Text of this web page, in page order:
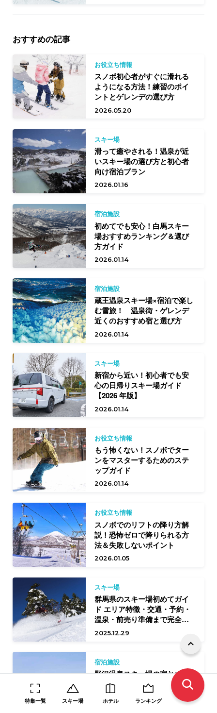
おすすめの記事
お役立ち情報
スノボ初心者がすぐに滑れる
ようになる方法！練習のポイ
ントとゲレンデの選び方
2026.05.20
スキー場
滑って癒やされる！温泉が近
いスキー場の選び方と初心者
向け宿泊プラン
2026.01.16
宿泊施設
初めてでも安心！白馬スキー
場おすすめランキング＆選び
方ガイド
2026.01.14
宿泊施設
蔵王温泉スキー場×宿泊で楽し
む雪旅！ 温泉街・ゲレンデ
近くのおすすめ宿と選び方
2026.01.14
スキー場
新宿から近い！初心者でも安
心の日帰りスキー場ガイド
【2026 年版】
2026.01.14
お役立ち情報
もう怖くない！スノボでター
ンをマスターするためのステ
ップガイド
2026.01.14
お役立ち情報
スノボでのリフトの降り方解
説！恐怖ゼロで降りられる方
法＆失敗しないポイント
2026.01.05
スキー場
群馬県のスキー場初めてガイ
ド エリア特徴・交通・予約・
温泉・前売り準備まで完全網
羅
2025.12.29
宿泊施設
野沢温泉スキー場の宿とホテ
ル10選！本州屈指の雪質を楽
しむ
特集一覧 スキー場 ホテル ランキング